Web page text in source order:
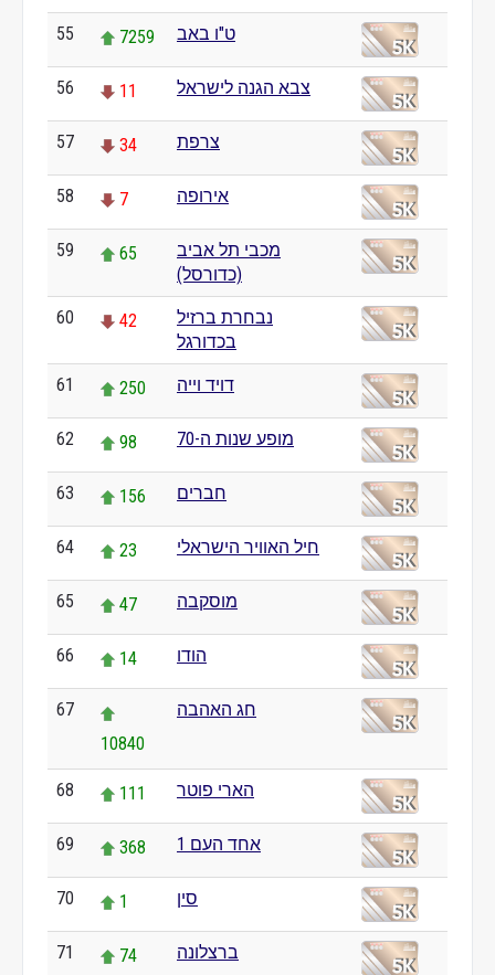
55 7259 ט"ו באב
56 11 צבא הגנה לישראל
57 34 צרפת
58 7 אירופה
59 65
מכבי תל אביב
(כדורסל)
60 42
נבחרת ברזיל
בכדורגל
61 250 דויד וייה
62 98 מופע שנות ה-70
63 156 חברים
64 23 חיל האוויר הישראלי
65 47 מוסקבה
66 14 הודו
67
10840
חג האהבה
68 111 הארי פוטר
69 368 אחד העם 1
70 1 סין
71 74 ברצלונה